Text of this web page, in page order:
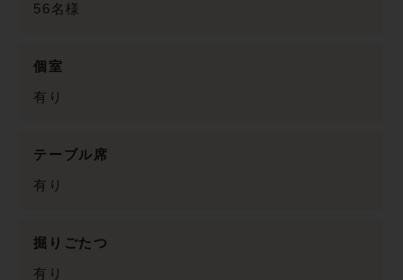
56名様
個室
有り
テーブル席
有り
掘りごたつ
有り